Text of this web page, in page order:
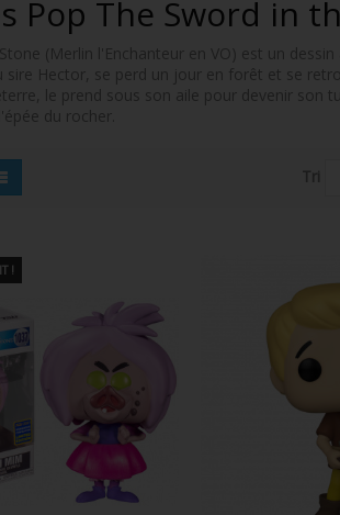
Pop The Sword in
(Merlin l'Enchanteur en VO) est un
sire Hector, se perd un jour en forêt et se
le prend sous son aile pour devenir son
du rocher.
!